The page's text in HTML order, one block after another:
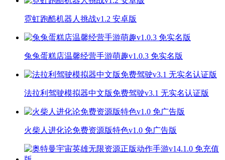
霓虹跑酷机器人挑战v1.2 安卓版
兔兔蛋糕店温馨经营手游萌趣v1.0.3 免实名版
法拉利驾驶模拟器中文版免费驾驶v3.1 无实名认证版
火柴人进化论免费资源版特色v1.0 免广告版